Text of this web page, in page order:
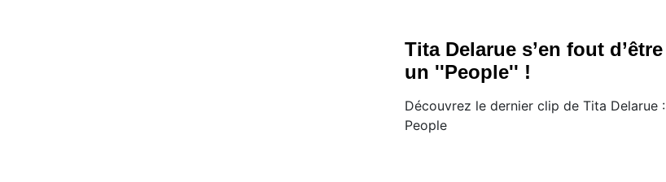
Tita Delarue s’en fout d’être
un ''People'' !
Découvrez le dernier clip de Tita Delarue :
People